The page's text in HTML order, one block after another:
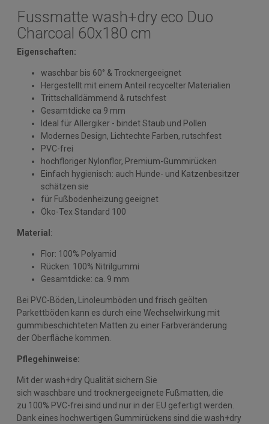
Fussmatte wash+dry eco Duo
Charcoal 60x180 cm
Eigenschaften:
waschbar bis 60° & Trocknergeeignet
Hergestellt mit einem Anteil recycelter Materialien
Trittschalldämmend & rutschfest
Gesamtdicke ca 9 mm
Ideal für Allergiker - bindet Staub und Pollen
Modernes Design, Lichtechte Farben, rutschfest
PVC-frei
hochfloriger Nylonflor, Premium-Gummirücken
Einfach hygienisch: auch Hunde- und Katzenbesitzer
schätzen sie
für Fußbodenheizung geeignet
Öko-Tex Standard 100
Material :
Flor: 100% Polyamid
Rücken: 100% Nitrilgummi
Gesamtdicke: ca. 9 mm
Bei PVC-Böden, Linoleumböden und frisch geölten
Parkettböden kann es durch eine Wechselwirkung mit
gummibeschichteten Matten zu einer Farbveränderung
der Oberfläche kommen.
Pflegehinweise:
Mit der wash+dry Qualität sichern Sie
sich waschbare und trocknergeeignete Fußmatten, die
zu 100% PVC-frei sind und nur in der EU gefertigt werden.
Dank eines hochwertigen Gummirückens sind die wash+dry